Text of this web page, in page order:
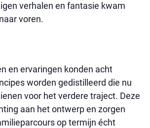
verhalen en fantasie kwam
voren.
en ervaringen konden acht
worden gedistilleerd die nu
voor het verdere traject. Deze
aan het ontwerp en zorgen
op termijn écht